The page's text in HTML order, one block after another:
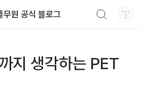
무원 공식 블로그
지 생각하는 PET